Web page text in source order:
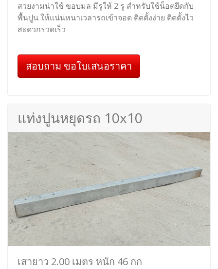
สวยงามน่าใช้ ขอบมล มีรูให้ 2 รู สำหรับใช้น็อตยึดกับ
พื้นปูน ให้แน่นหนาเวลารถเข้าจอด ติดตั้งง่าย ติดตั้งไว
สะดวกรวดเร็ว
สอบถาม ขอใบเสนอราคา
แท่งปูนหยุดรถ 10x10
เสายาว 2.00 เมตร หนัก 46 กก